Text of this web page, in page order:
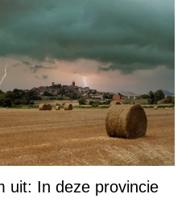
uit: In deze provincie